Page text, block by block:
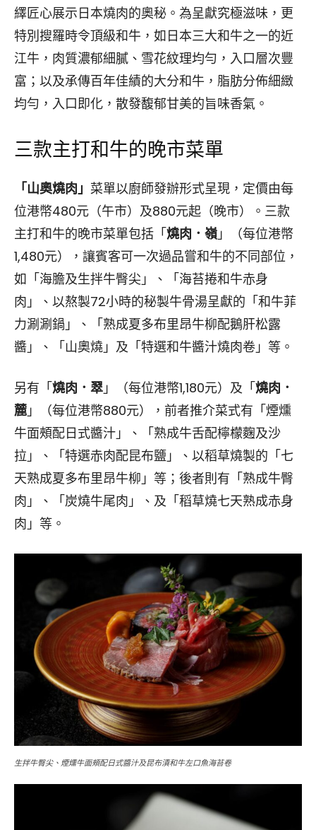
繹匠心展示日本燒肉的奧秘。為呈獻究極滋味，更
特別搜羅時令頂級和牛，如日本三大和牛之一的近
江牛，肉質濃郁細膩、雪花紋理均勻，入口層次豐
富；以及承傳百年佳績的大分和牛，脂肪分佈細緻
均勻，入口即化，散發馥郁甘美的旨味香氣。
三款主打和牛的晚市菜單
「山奧燒肉」 菜單以廚師發辦形式呈現，定價由每
位港幣480元（午市）及880元起（晚市）。三款
主打和牛的晚市菜單包括「燒肉．嶺 」（每位港幣
1,480元），讓賓客可一次過品嘗和牛的不同部位，
如「海膽及生拌牛臀尖」、「海苔捲和牛赤身
肉」、以熬製72小時的秘製牛骨湯呈獻的「和牛菲
力涮涮鍋」、「熟成夏多布里昂牛柳配鵝肝松露
醬」、「山奧燒」及「特選和牛醬汁燒肉卷」等。
另有「燒肉．翠 」（每位港幣1,180元）及「燒肉．
麓 」（每位港幣880元），前者推介菜式有「煙燻
牛面頰配日式醬汁」、「熟成牛舌配檸檬麴及沙
拉」、「特選赤肉配昆布鹽」、以稻草燒製的「七
天熟成夏多布里昂牛柳」等；後者則有「熟成牛臀
肉」、「炭燒牛尾肉」、及「稻草燒七天熟成赤身
肉」等。
生拌牛臀尖、煙燻牛面頰配日式醬汁及昆布漬和牛左口魚海苔卷